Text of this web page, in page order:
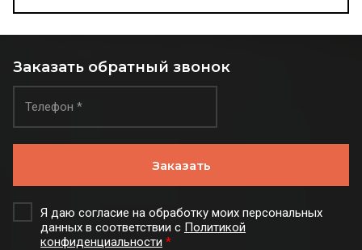
Заказать обратный звонок
Я даю согласие на обработку моих персональных
данных в соответствии с Политикой
конфиденциальности *
Заказать